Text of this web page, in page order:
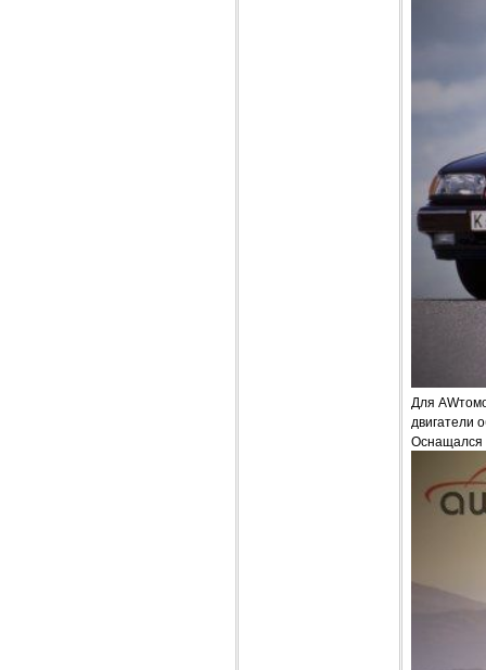
Для
двигатели
Оснащался